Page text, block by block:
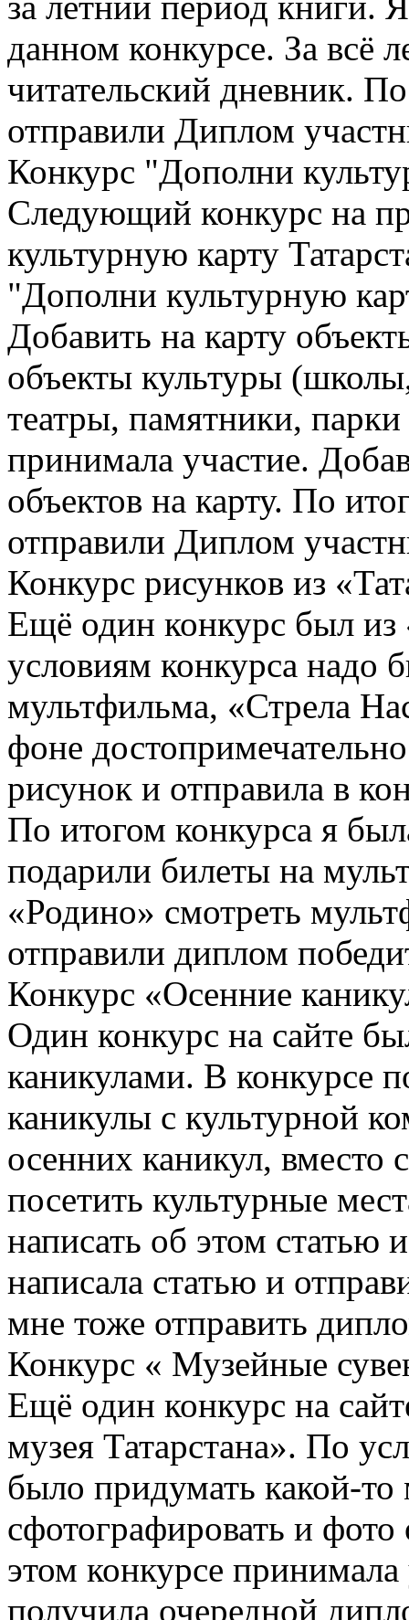
данном конкурсе. За всё
читательский дневник.
отправили Диплом
Конкурс "Дополни
Следующий конкурс на
культурную карту
"Дополни культурную
Добавить на карту
объекты культуры
театры, памятники,
принимала участие.
объектов на карту. По
отправили Диплом
Конкурс рисунков из
Ещё один конкурс был
условиям конкурса надо
мультфильма, «Стрела
фоне
рисунок и отправила в
По итогом конкурса я
подарили билеты на
«Родино» смотреть
отправили диплом
Конкурс «Осенние
Один конкурс на сайте
каникулами. В конкурсе
каникулы с культурной
осенних каникул, вместо
посетить культурные
написать об этом статью
написала статью и
мне тоже отправить
Конкурс « Музейные
Ещё один конкурс на
музея Татарстана». По
было придумать какой-
сфотографировать и
этом конкурсе принимала
получила очередной